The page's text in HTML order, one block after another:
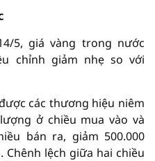
5, giá vàng trong nước
chỉnh giảm nhẹ so với
các thương hiệu niêm
ở chiều mua vào và
bán ra, giảm 500.000
lệch giữa hai chiều